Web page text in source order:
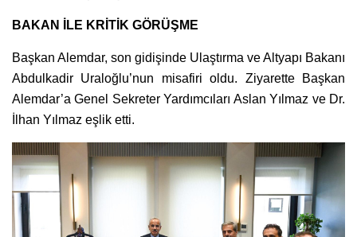
BAKAN İLE KRİTİK GÖRÜŞME
Başkan Alemdar, son gidişinde Ulaştırma ve Altyapı Bakanı
Abdulkadir Uraloğlu’nun misafiri oldu. Ziyarette Başkan
Alemdar’a Genel Sekreter Yardımcıları Aslan Yılmaz ve Dr.
İlhan Yılmaz eşlik etti.